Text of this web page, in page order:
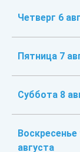
Четверг 6
Пятница 7
Суббота 8
Воскресенье
августа